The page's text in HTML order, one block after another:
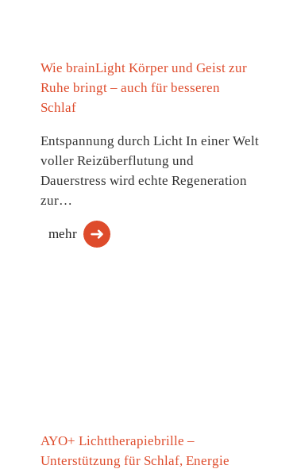
Wie brainLight Körper und Geist zur
Ruhe bringt – auch für besseren
Schlaf
Entspannung durch Licht In einer Welt
voller Reizüberflutung und
Dauerstress wird echte Regeneration
zur…
mehr
AYO+ Lichttherapiebrille –
Unterstützung für Schlaf, Energie